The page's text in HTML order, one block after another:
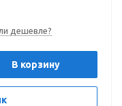
дешевле?
В корзину